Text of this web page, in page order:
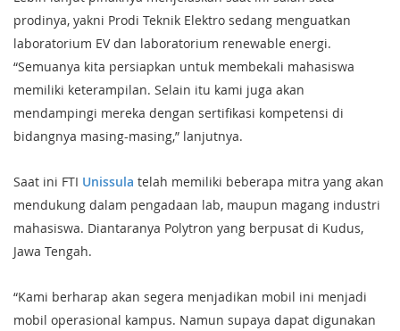
prodinya, yakni Prodi Teknik Elektro sedang menguatkan
laboratorium EV dan laboratorium renewable energi.
“Semuanya kita persiapkan untuk membekali mahasiswa
memiliki keterampilan. Selain itu kami juga akan
mendampingi mereka dengan sertifikasi kompetensi di
bidangnya masing-masing,” lanjutnya.
Saat ini FTI Unissula telah memiliki beberapa mitra yang akan
mendukung dalam pengadaan lab, maupun magang industri
mahasiswa. Diantaranya Polytron yang berpusat di Kudus,
Jawa Tengah.
“Kami berharap akan segera menjadikan mobil ini menjadi
mobil operasional kampus. Namun supaya dapat digunakan